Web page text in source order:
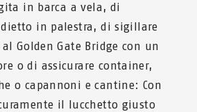
in barca a vela, di
in palestra, di sigillare
Golden Gate Bridge con un
o di assicurare container,
o capannoni e cantine: Con
il lucchetto giusto